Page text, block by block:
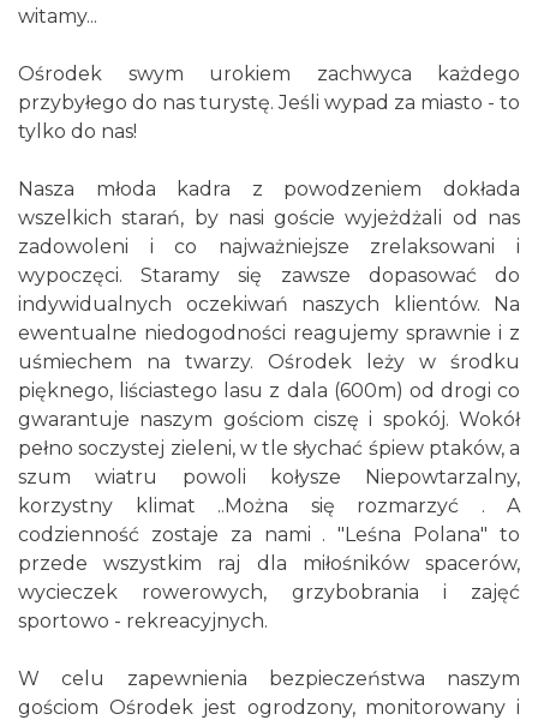
witamy...
Ośrodek swym urokiem zachwyca każdego
przybyłego do nas turystę. Jeśli wypad za miasto - to
tylko do nas!
Nasza młoda kadra z powodzeniem dokłada
wszelkich starań, by nasi goście wyjeżdżali od nas
zadowoleni i co najważniejsze zrelaksowani i
wypoczęci. Staramy się zawsze dopasować do
indywidualnych oczekiwań naszych klientów. Na
ewentualne niedogodności reagujemy sprawnie i z
uśmiechem na twarzy. Ośrodek leży w środku
pięknego, liściastego lasu z dala (600m) od drogi co
gwarantuje naszym gościom ciszę i spokój. Wokół
pełno soczystej zieleni, w tle słychać śpiew ptaków, a
szum wiatru powoli kołysze Niepowtarzalny,
korzystny klimat ..Można się rozmarzyć . A
codzienność zostaje za nami . "Leśna Polana" to
przede wszystkim raj dla miłośników spacerów,
wycieczek rowerowych, grzybobrania i zajęć
sportowo - rekreacyjnych.
W celu zapewnienia bezpieczeństwa naszym
gościom Ośrodek jest ogrodzony, monitorowany i